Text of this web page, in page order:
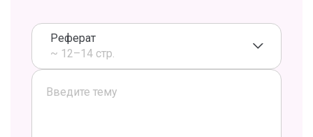
Реферат
~ 12–14 стр.